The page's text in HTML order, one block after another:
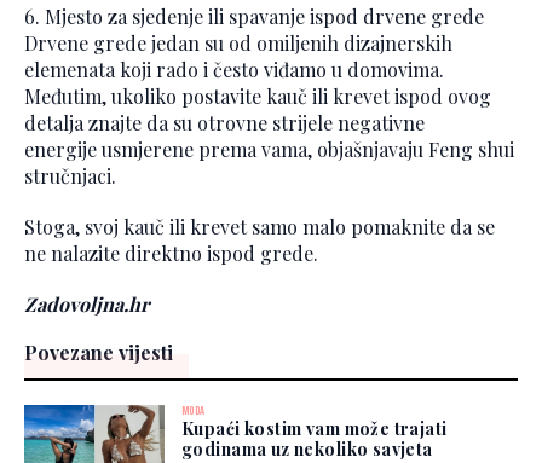
6. Mjesto za sjedenje ili spavanje ispod drvene grede
Drvene grede jedan su od omiljenih dizajnerskih
elemenata koji rado i često viđamo u domovima.
Međutim, ukoliko postavite kauč ili krevet ispod ovog
detalja znajte da su otrovne strijele negativne
energije usmjerene prema vama, objašnjavaju Feng shui
stručnjaci.
Stoga, svoj kauč ili krevet samo malo pomaknite da se
ne nalazite direktno ispod grede.
Zadovoljna.hr
Povezane vijesti
MODA
Kupaći kostim vam može trajati
godinama uz nekoliko savjeta